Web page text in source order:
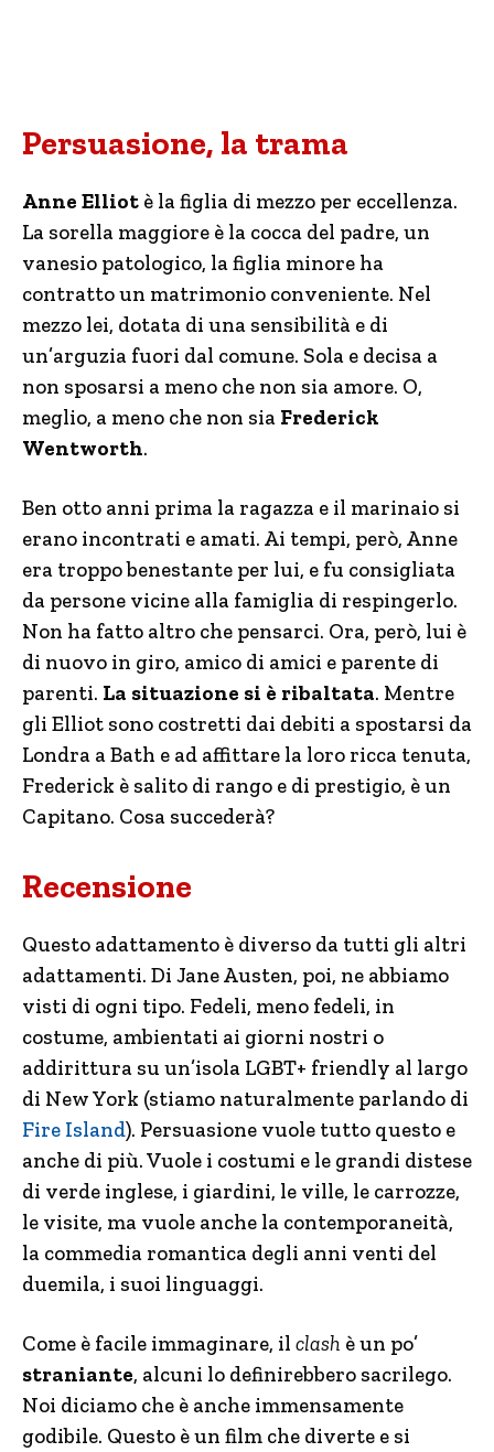
Persuasione, la trama
Anne Elliot è la figlia di mezzo per eccellenza.
La sorella maggiore è la cocca del padre, un
vanesio patologico, la figlia minore ha
contratto un matrimonio conveniente. Nel
mezzo lei, dotata di una sensibilità e di
un’arguzia fuori dal comune. Sola e decisa a
non sposarsi a meno che non sia amore. O,
meglio, a meno che non sia Frederick
Wentworth.
Ben otto anni prima la ragazza e il marinaio si
erano incontrati e amati. Ai tempi, però, Anne
era troppo benestante per lui, e fu consigliata
da persone vicine alla famiglia di respingerlo.
Non ha fatto altro che pensarci. Ora, però, lui è
di nuovo in giro, amico di amici e parente di
parenti. La situazione si è ribaltata. Mentre
gli Elliot sono costretti dai debiti a spostarsi da
Londra a Bath e ad affittare la loro ricca tenuta,
Frederick è salito di rango e di prestigio, è un
Capitano. Cosa succederà?
Recensione
Questo adattamento è diverso da tutti gli altri
adattamenti. Di Jane Austen, poi, ne abbiamo
visti di ogni tipo. Fedeli, meno fedeli, in
costume, ambientati ai giorni nostri o
addirittura su un’isola LGBT+ friendly al largo
di New York (stiamo naturalmente parlando di
Fire Island). Persuasione vuole tutto questo e
anche di più. Vuole i costumi e le grandi distese
di verde inglese, i giardini, le ville, le carrozze,
le visite, ma vuole anche la contemporaneità,
la commedia romantica degli anni venti del
duemila, i suoi linguaggi.
Come è facile immaginare, il clash è un po’
straniante, alcuni lo definirebbero sacrilego.
Noi diciamo che è anche immensamente
godibile. Questo è un film che diverte e si